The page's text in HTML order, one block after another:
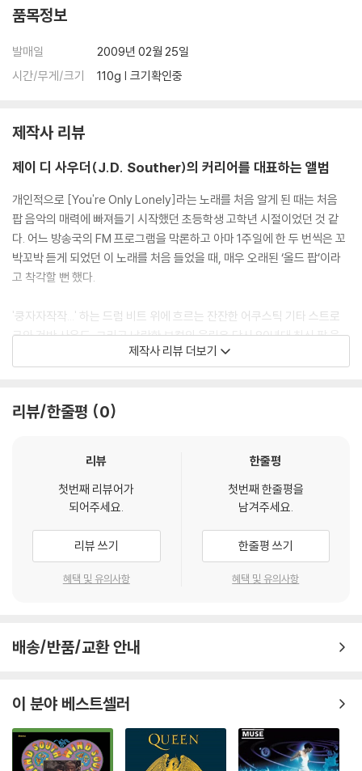
품목정보
발매일
2009년 02월 25일
시간/무게/크기
110g | 크기확인중
제작사 리뷰
제이 디 사우더(J.D. Souther)의 커리어를 대표하는 앨범
개인적으로 [You're Only Lonely]라는 노래를 처음 알게 된 때는 처음
팝 음악의 매력에 빠져들기 시작했던 초등학생 고학년 시절이었던 것 같
다. 어느 방송국의 FM 프로그램을 막론하고 아마 1주일에 한 두 번씩은 꼬
박꼬박 듣게 되었던 이 노래를 처음 들었을 때, 매우 오래된 ‘올드 팝’이라
고 착각할 뻔 했다.
'쿵자자작작...' 하는 드럼 비트 위에 흐르는 잔잔한 어쿠스틱 기타 스트로
크와 건반 사운드, 그리고 낭랑한 보컬의 울림은 당시 80년대 최신 팝 음
악들과는 한참 동떨어진 사운드였기 때문이다. 하지만 그것이 촌스럽다고
스트란 것도 알았고, 그가 이글스(Eagles)의 초기 여러 히트곡에 크레딧
(사망 직전에야 그의 존재를 알게 되었던) 록커빌리 시대의 원로 뮤지션
로이 오비슨(Roy Orbison)이라는 사실까지 알게 된 것은 고등학생 쯤 되
면서 여러 팝 음악 잡지를 읽고 난 뒤였다. 하지만 그 시점에도 우리의 FM
라디오에서는 여전히 이 곡이 가끔씩 흘러나오고 있었으며, 심지어 어느
덧 30대의 중간 지점을 지나가는 지금도 오전에 출근하며 라디오를 켤 때
가끔 이 노래가 흘러나오는 걸 듣게 된다.
이렇게 이 노래에 대한 개인적 추억으로 글을 시작한 것은, 1979년에 발표
었기 때문이다. 사실 컨트리 계열의 사운드는 한국의 팝 음악 팬들에게는
을 잘 팔았던 아티스트는 거의 팝적인 크로스오버로 전향한 샤니아 트웨인
70년대로만 돌아가더라도 컨트리 팝은 한국에서 생각보다 매우 인기가
좋았다. 현재의 컨트리 크로스오버가 다분히 편곡을 팝적으로 변형하는 것
제작사 리뷰 더보기
리뷰/한줄평 0
리뷰
첫번째 리뷰어가
되어주세요.
리뷰 쓰기
혜택 및 유의사항
한줄평
첫번째 한줄평을
남겨주세요.
한줄평 쓰기
혜택 및 유의사항
배송/반품/교환 안내
이 분야 베스트셀러